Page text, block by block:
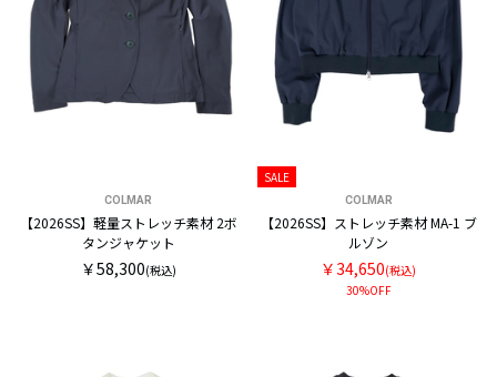
COLMAR
【2026SS】軽量ストレッチ素材 2ボ
タンジャケット
￥58,300(税込)
SALE
COLMAR
【2026SS】ストレッチ素材 MA-1 ブ
ルゾン
￥34,650(税込)
30%OFF